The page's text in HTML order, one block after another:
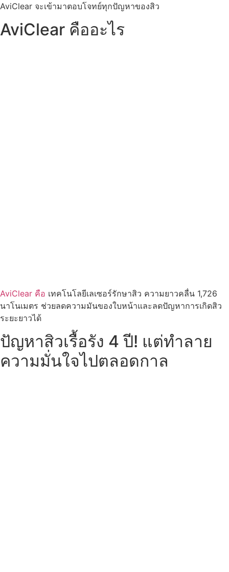
AviClear จะเข้ามาตอบโจทย์ทุกปัญหาของสิว
AviClear คืออะไร
AviClear คือ เทคโนโลยีเลเซอร์รักษาสิว ความยาวคลื่น 1,726
นาโนเมตร ช่วยลดความมันของใบหน้าและลดปัญหาการเกิดสิว
ระยะยาวได้
ปัญหาสิวเรื้อรัง 4 ปี! แต่ทำลาย
ความมั่นใจไปตลอดกาล